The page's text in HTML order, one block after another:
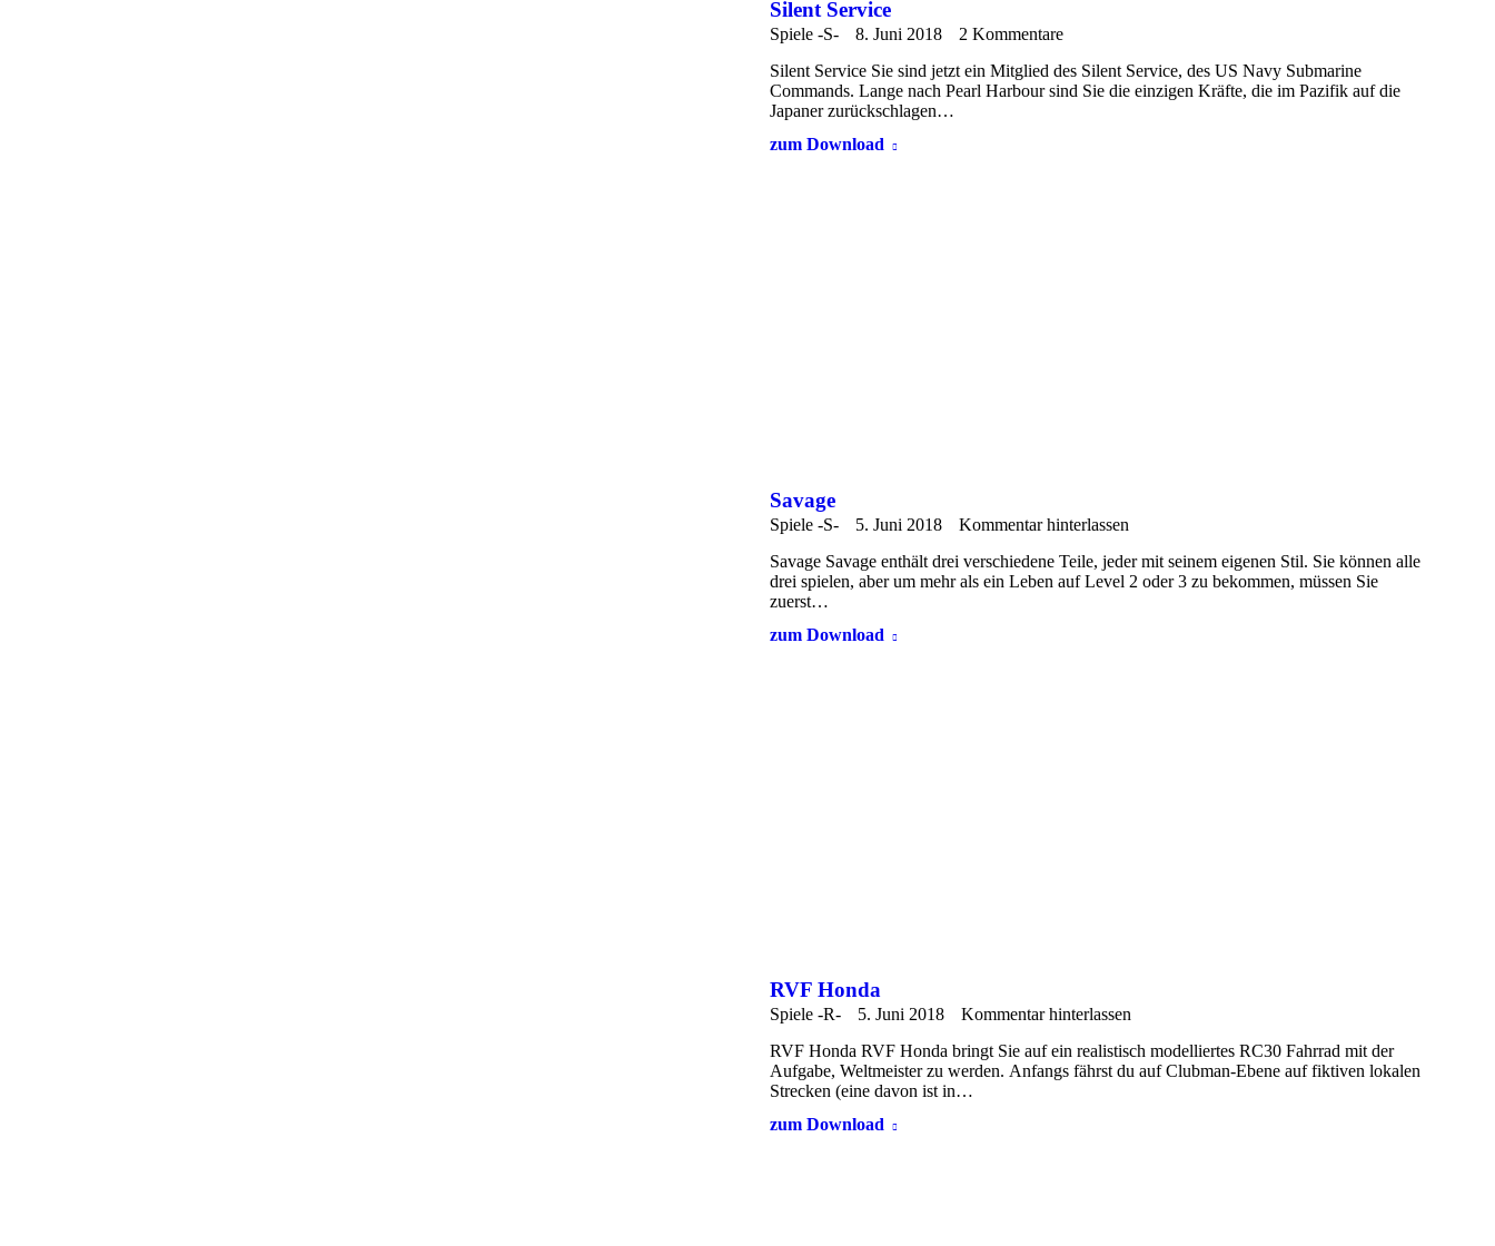
Silent Service
Spiele -S- 8. Juni 2018
2 Kommentare
Silent Service Sie sind jetzt ein Mitglied des Silent Service, des US Navy Submarine
Commands. Lange nach Pearl Harbour sind Sie die einzigen Kräfte, die im Pazifik auf die
Japaner zurückschlagen…
zum Download
Savage
Spiele -S- 5. Juni 2018
Kommentar hinterlassen
Savage Savage enthält drei verschiedene Teile, jeder mit seinem eigenen Stil. Sie können alle
drei spielen, aber um mehr als ein Leben auf Level 2 oder 3 zu bekommen, müssen Sie
zuerst…
zum Download
RVF Honda
Spiele -R- 5. Juni 2018
Kommentar hinterlassen
RVF Honda RVF Honda bringt Sie auf ein realistisch modelliertes RC30 Fahrrad mit der
Aufgabe, Weltmeister zu werden. Anfangs fährst du auf Clubman-Ebene auf fiktiven lokalen
Strecken (eine davon ist in…
zum Download